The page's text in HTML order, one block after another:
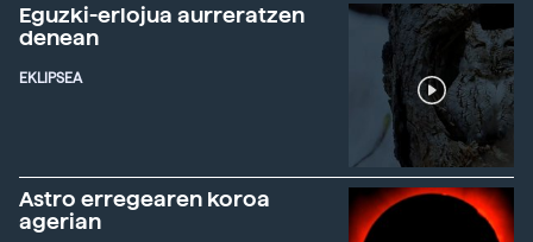
Eguzki-erlojua aurreratzen
denean
EKLIPSEA
Astro erregearen koroa
agerian